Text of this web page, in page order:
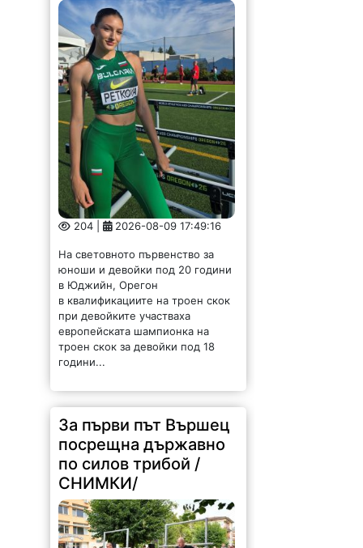
204 | 2026-08-09 17:49:16
юноши и девойки под 20 години
в Юджийн, Орегон
в квалификациите на троен скок
при девойките участваха
европейската шампионка на
троен скок за девойки под 18
години...
За първи път Вършец
посрещна държавно
по силов трибой /
СНИМКИ/